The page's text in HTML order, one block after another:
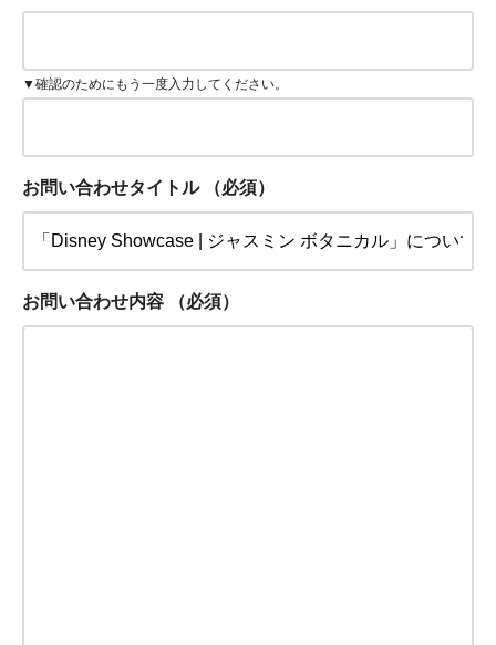
▼確認のためにもう一度入力してください。
お問い合わせタイトル （必須）
お問い合わせ内容 （必須）